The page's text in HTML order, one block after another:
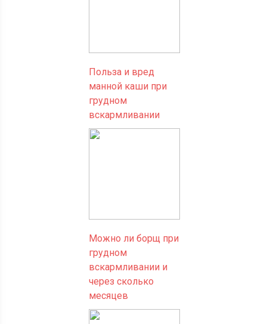
Польза и вред
манной каши при
грудном
вскармливании
Можно ли борщ при
грудном
вскармливании и
через сколько
месяцев